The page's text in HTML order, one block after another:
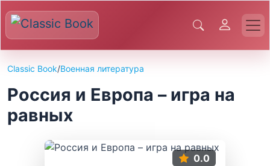
Classic Book/Военная литература
Россия и Европа – игра на
равных
0.0